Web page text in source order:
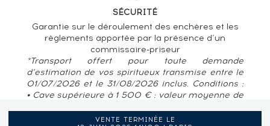
VENTE TERMINÉE LE
SÉCURITÉ
Garantie sur le déroulement des enchères et les
règlements apportée par la présence d’un
commissaire-priseur
*Transport offert pour toute demande
d’estimation de vos spiritueux transmise entre le
01/07/2026 et le 31/08/2026 inclus. Conditions :
• Cave supérieure à 1 500 € : valeur moyenne de
France métropolitaine, Belgique, Luxembourg